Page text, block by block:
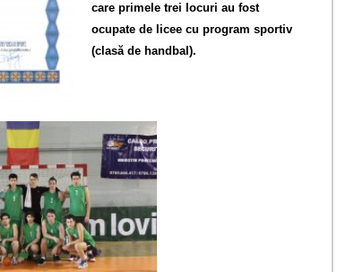
care primele trei locuri au fost
ocupate de licee cu program sportiv
(clasă de handbal).